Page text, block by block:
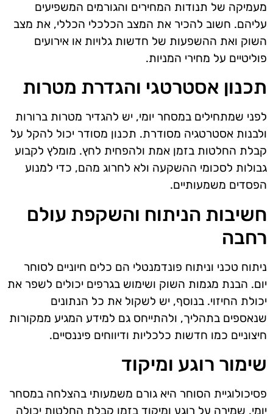
מעמיקה של תנודות המחירים והגורמים המשפיעים
עליהם. חשוב להכיר את המצב הכלכלי הכללי, את מצב
השוק ואת ההשפעות של חדשות גלויות או אירועים
פוליטיים על מחירי המניות.
תכנון אסטרטגי והגדרת מטרות
לפני שמתחילים במסחר יומי, יש להגדיר מטרות ברורות
ולבנות אסטרטגיה מסודרת. תכנון מסודר יכול להקל על
קבלת החלטות בזמן אמת ולהפחית לחץ. מומלץ לקבוע
גבולות לסכומי ההשקעה ולא לחרוג מהם, כדי למנוע
הפסדים משמעותיים.
חשיבות הניתוח והשקפת עולם
רחבה
ניתוח טכני וניתוח פונדמנטלי הם כלים חיוניים לסוחר
יום. הבנת מגמות השוק ושימוש בגרפים יכולים לשפר את
יכולת החיזוי. בנוסף, יש לשקול את כל הנתונים
שנאספים בתהליך, ולהתייחס גם למידע המגיע ממקורות
חיצוניים כמו חדשות כלכליות ודיווחים פיננסיים.
שימור רוגע ומיקוד
פסיכולוגיית הסוחר היא גורם משמעותי בהצלחה במסחר
יומי. שמירה על רוגע ומיקוד בזמן קבלת החלטות יכולה